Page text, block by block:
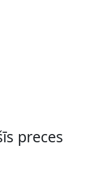
preces